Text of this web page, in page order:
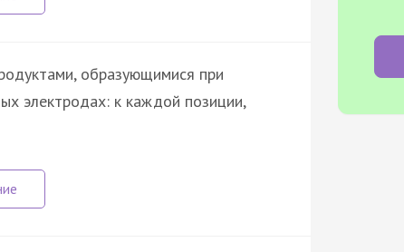
образующимися при
электродах: к каждой позиции,